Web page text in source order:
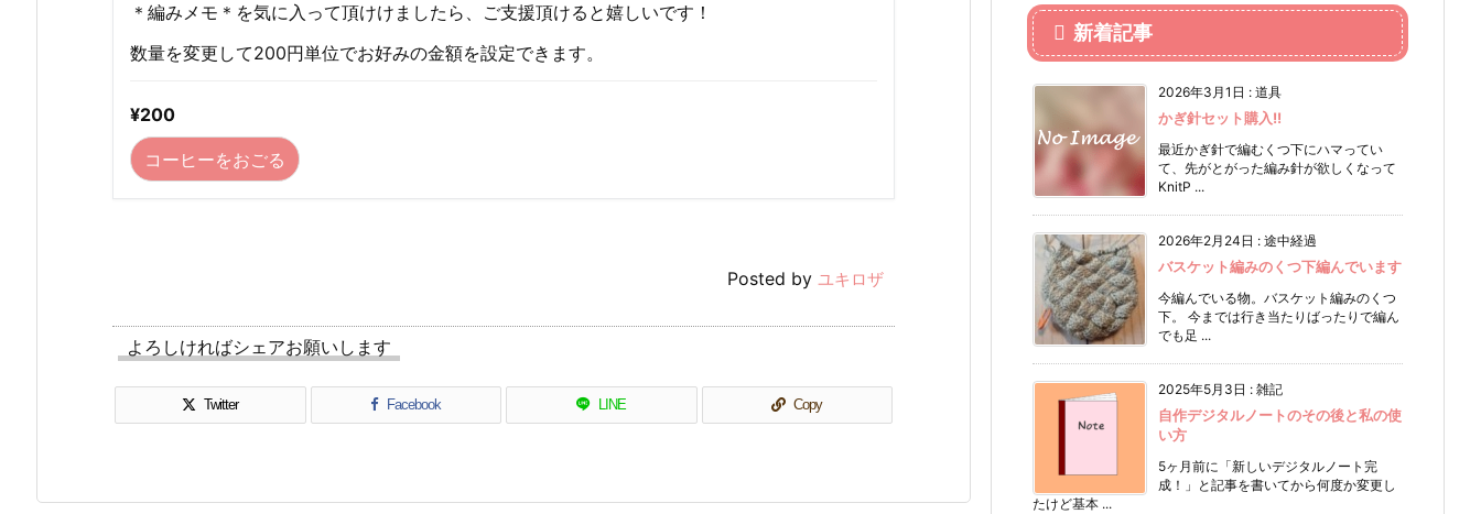
＊編みメモ＊を気に入って頂けけましたら、ご支援頂けると嬉しいです！
数量を変更して200円単位でお好みの金額を設定できます。
¥200
コーヒーをおごる
Posted by ユキロザ
よろしければシェアお願いします
Twitter Facebook LINE Copy
新着記事
2026年3月1日 : 道具
かぎ針セット購入!!
最近かぎ針で編むくつ下にハマってい
て、先がとがった編み針が欲しくなって
KnitP ...
2026年2月24日 : 途中経過
バスケット編みのくつ下編んでいます
今編んでいる物。バスケット編みのくつ
下。 今までは行き当たりばったりで編ん
でも足 ...
2025年5月3日 : 雑記
自作デジタルノートのその後と私の使
い方
5ヶ月前に「新しいデジタルノート完
成！」と記事を書いてから何度か変更し
たけど基本 ...